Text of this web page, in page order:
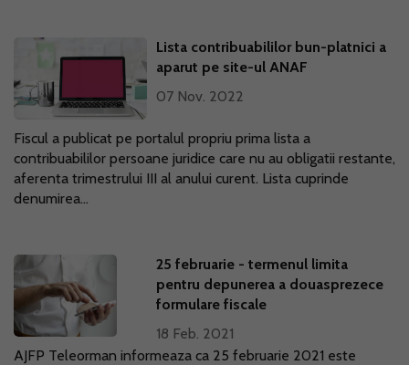
Lista contribuabililor bun-platnici a
aparut pe site-ul ANAF
07 Nov. 2022
Fiscul a publicat pe portalul propriu prima lista a
contribuabililor persoane juridice care nu au obligatii restante,
aferenta trimestrului III al anului curent. Lista cuprinde
denumirea...
25 februarie - termenul limita
pentru depunerea a douasprezece
formulare fiscale
18 Feb. 2021
AJFP Teleorman informeaza ca 25 februarie 2021 este